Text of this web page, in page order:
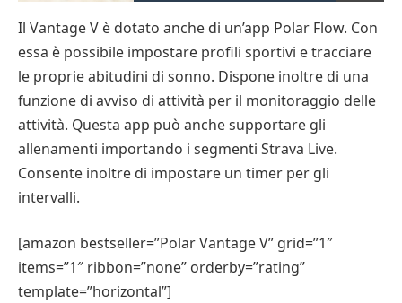
Il Vantage V è dotato anche di un’app Polar Flow. Con
essa è possibile impostare profili sportivi e tracciare
le proprie abitudini di sonno. Dispone inoltre di una
funzione di avviso di attività per il monitoraggio delle
attività. Questa app può anche supportare gli
allenamenti importando i segmenti Strava Live.
Consente inoltre di impostare un timer per gli
intervalli.
[amazon bestseller=”Polar Vantage V” grid=”1″
items=”1″ ribbon=”none” orderby=”rating”
template=”horizontal”]